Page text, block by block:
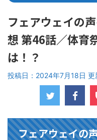
フェアウェイの
想 第46話／体育
は！？
投稿日：2024年7月18日 更
フェアウェイの